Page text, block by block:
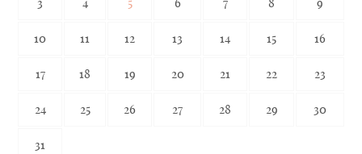
10 11 12 13 14 15 16
17 18 19 20 21 22 23
24 25 26 27 28 29 30
31